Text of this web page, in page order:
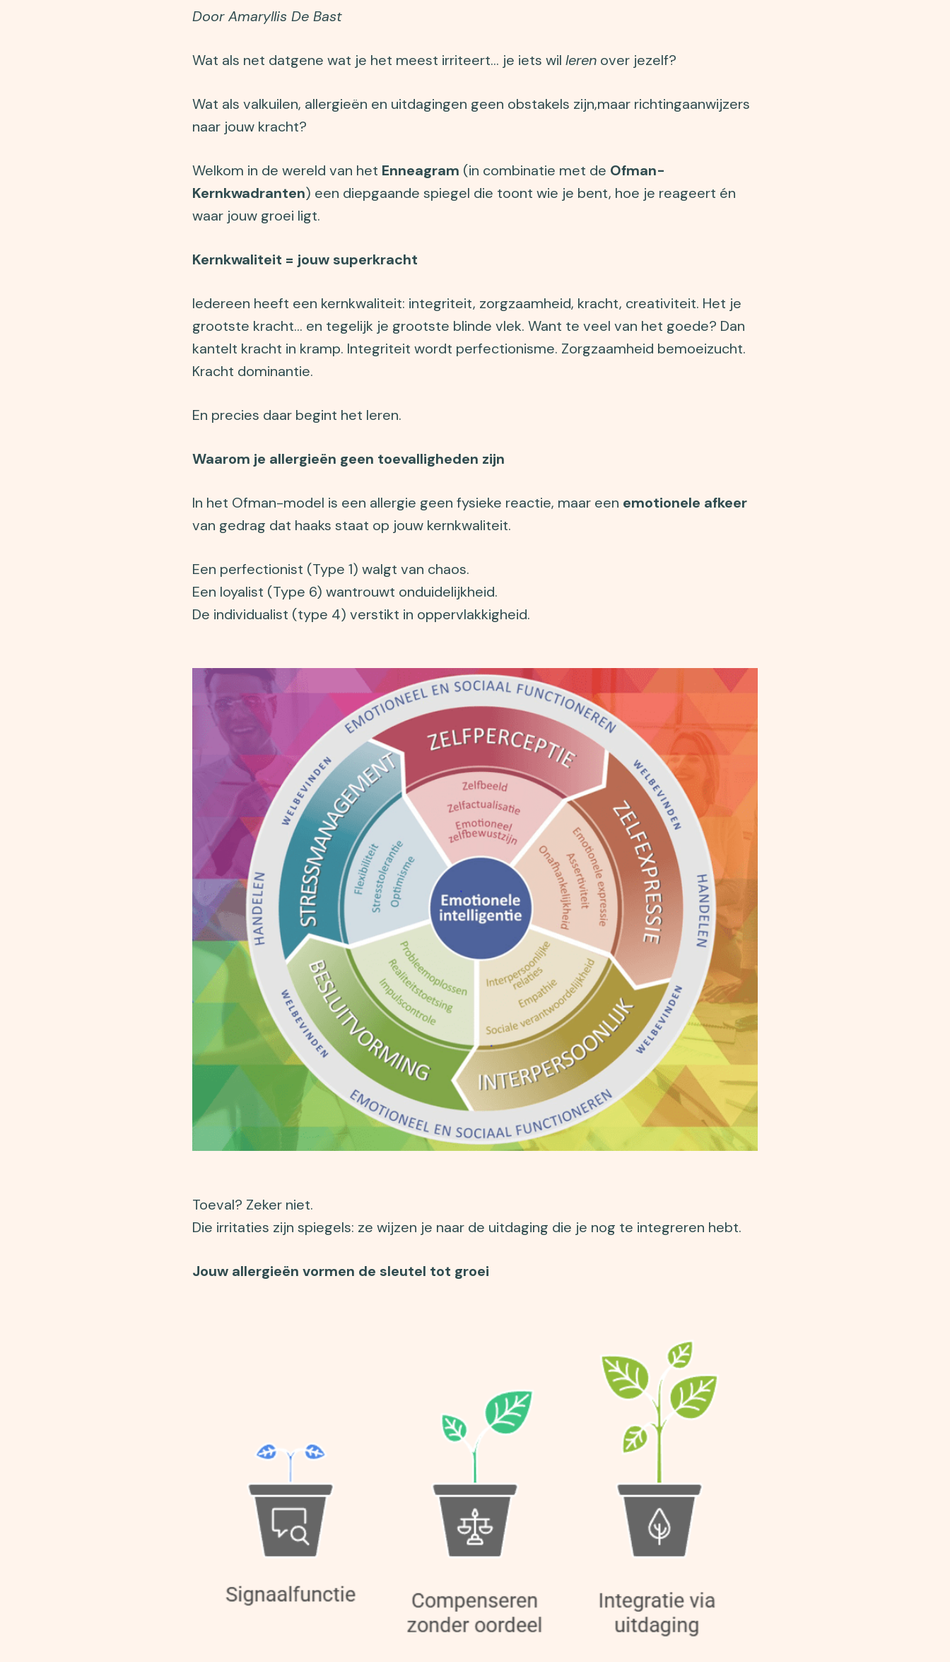
Door Amaryllis De Bast
Wat als net datgene wat je het meest irriteert… je iets wil leren over jezelf?
Wat als valkuilen, allergieën en uitdagingen geen obstakels zijn,maar richtingaanwijzers
naar jouw kracht?
Welkom in de wereld van het Enneagram (in combinatie met de Ofman-
Kernkwadranten) een diepgaande spiegel die toont wie je bent, hoe je reageert én
waar jouw groei ligt.
Kernkwaliteit = jouw superkracht
Iedereen heeft een kernkwaliteit: integriteit, zorgzaamheid, kracht, creativiteit. Het je
grootste kracht… en tegelijk je grootste blinde vlek. Want te veel van het goede? Dan
kantelt kracht in kramp. Integriteit wordt perfectionisme. Zorgzaamheid bemoeizucht.
Kracht dominantie.
En precies daar begint het leren.
Waarom je allergieën geen toevalligheden zijn
In het Ofman-model is een allergie geen fysieke reactie, maar een emotionele afkeer
van gedrag dat haaks staat op jouw kernkwaliteit.
Een perfectionist (Type 1) walgt van chaos.
Een loyalist (Type 6) wantrouwt onduidelijkheid.
De individualist (type 4) verstikt in oppervlakkigheid.
Toeval? Zeker niet.
Die irritaties zijn spiegels: ze wijzen je naar de uitdaging die je nog te integreren hebt.
Jouw allergieën vormen de sleutel tot groei